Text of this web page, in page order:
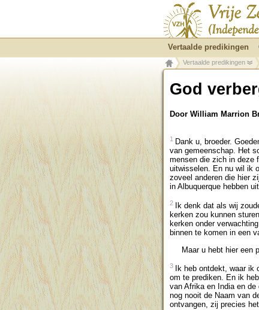
God
Door William Marrion
1 Dank u, broeder.
van gemeenschap. Het
mensen die zich in deze
uitwisselen. En nu wil ik
zoveel anderen die hier
in Albuquerque hebben
2
Ik denk dat als wij
kerken zou kunnen
kerken onder
binnen te komen in een
Maar u hebt hier een
3
Ik heb ontdekt, waar
om te prediken. En ik
van Afrika en India en
nog nooit de Naam van
ontvangen, zij precies
Vertaalde predikingen
Vertaalde predikingen